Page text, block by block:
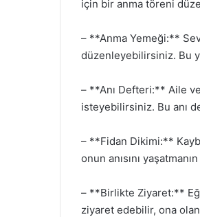
için bir anma töreni
– **Anma Yemeği:**
düzenleyebilirsiniz. Bu
– **Anı Defteri:** Aile ve
isteyebilirsiniz. Bu anı
– **Fidan Dikimi:**
onun anısını
– **Birlikte Ziyaret:**
ziyaret edebilir, ona